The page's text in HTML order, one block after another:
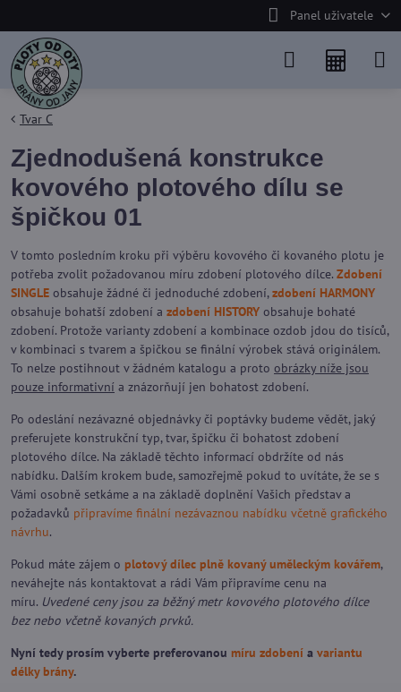
Panel uživatele
Tvar C
Zjednodušená konstrukce
kovového plotového dílu se
špičkou 01
V tomto posledním kroku při výběru kovového či kovaného plotu je
potřeba zvolit požadovanou míru zdobení plotového dílce. Zdobení
SINGLE obsahuje žádné či jednoduché zdobení,zdobení HARMONY
obsahuje bohatší zdobení a zdobení HISTORY obsahuje bohaté
zdobení. Protože varianty zdobení a kombinace ozdob jdou do tisíců,
v kombinaci s tvarem a špičkou se finální výrobek stává originálem.
To nelze postihnout v žádném katalogu a proto obrázky níže jsou
pouze informativní a znázorňují jen bohatost zdobení.
Po odeslání nezávazné objednávky či poptávky budeme vědět, jaký
preferujete konstrukční typ, tvar, špičku či bohatost zdobení
plotového dílce. Na základě těchto informací obdržíte od nás
nabídku. Dalším krokem bude, samozřejmě pokud to uvítáte, že se s
Vámi osobně setkáme a na základě doplnění Vašich představ a
požadavků připravíme finální nezávaznou nabídku včetně grafického
návrhu.
Pokud máte zájem o plotový dílec plně kovaný uměleckým kovářem,
neváhejte nás kontaktovat a rádi Vám připravíme cenu na
míru. Uvedené ceny jsou za běžný metr kovového plotového dílce
bez nebo včetně kovaných prvků.
Nyní tedy prosím vyberte preferovanou míru zdobení a variantu
délky brány.